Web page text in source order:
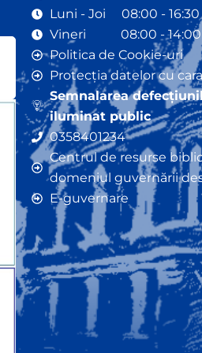
Luni - Joi 08:00 - 16:30
Vineri 08:00 - 14:00
Politica de Cookie-uri
Protecția datelor cu
Semnalarea
iluminat public
0358401234
Centrul de resurse
domeniul guvernării
E-guvernare